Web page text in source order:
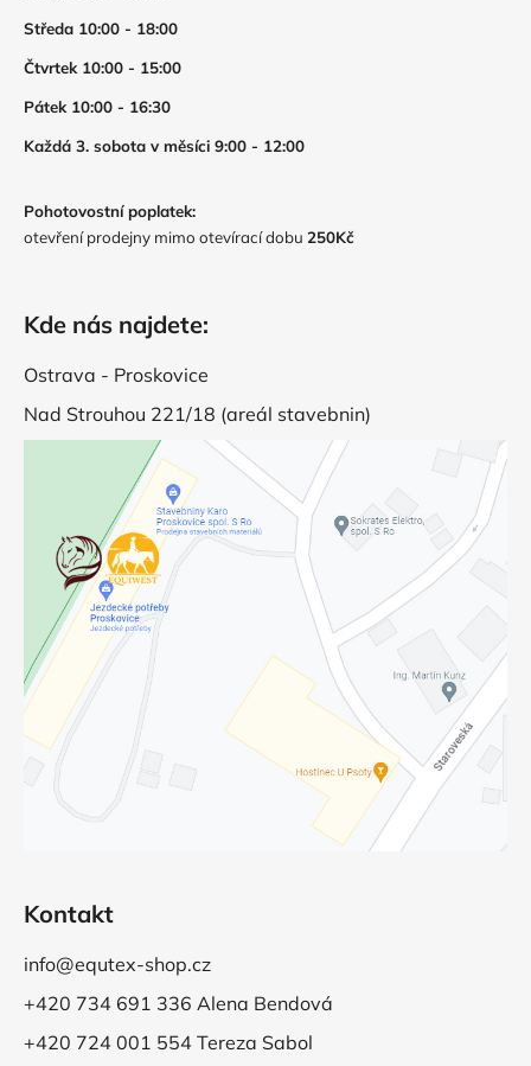
Středa 10:00 - 18:00
Čtvrtek 10:00 - 15:00
Pátek 10:00 - 16:30
Každá 3. sobota v měsíci 9:00 - 12:00
Pohotovostní poplatek:
otevření prodejny mimo otevírací dobu 250Kč
Kde nás najdete:
Ostrava - Proskovice
Nad Strouhou 221/18 (areál stavebnin)
Kontakt
info@equtex-shop.cz
+420 734 691 336 Alena Bendová
+420 724 001 554 Tereza Sabol